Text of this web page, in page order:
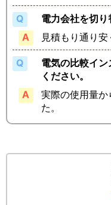
電力会社を切り
見積もり通り安
電気の比較イ
ください。
実際の使用量
た。